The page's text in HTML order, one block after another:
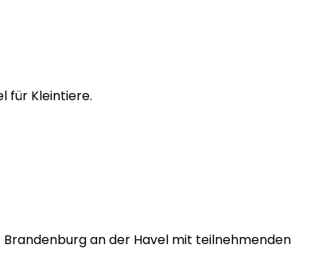
für Kleintiere.
an der Havel mit teilnehmenden